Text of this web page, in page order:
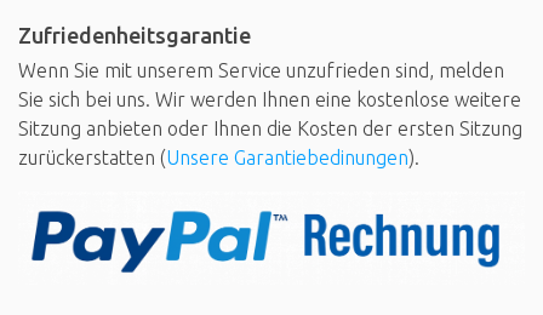
Zufriedenheitsgarantie
Wenn Sie mit unserem Service unzufrieden sind, melden
Sie sich bei uns. Wir werden Ihnen eine kostenlose weitere
Sitzung anbieten oder Ihnen die Kosten der ersten Sitzung
zurückerstatten (Unsere Garantiebedinungen).